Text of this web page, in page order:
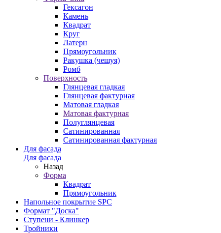
Гексагон
Камень
Квадрат
Круг
Латерн
Прямоугольник
Ракушка (чешуя)
Ромб
Поверхность
Глянцевая гладкая
Глянцевая фактурная
Матовая гладкая
Матовая фактурная
Полуглянцевая
Сатинированная
Сатинированная фактурная
Для фасада
Для фасада
Назад
Форма
Квадрат
Прямоугольник
Напольное покрытие SPC
Формат "Доска"
Ступени - Клинкер
Тройники